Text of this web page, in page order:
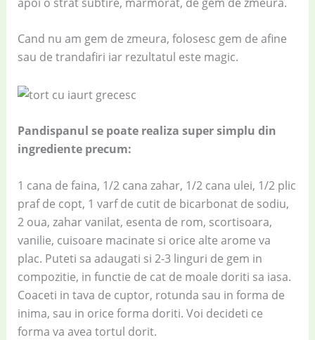
Cand nu am gem de zmeura, folosesc gem de afine
sau de trandafiri iar rezultatul este magic.
Pandispanul se poate realiza super simplu din
ingrediente precum:
1 cana de faina, 1/2 cana zahar, 1/2 cana ulei, 1/2 plic
praf de copt, 1 varf de cutit de bicarbonat de sodiu,
2 oua, zahar vanilat, esenta de rom, scortisoara,
vanilie, cuisoare macinate si orice alte arome va
plac. Puteti sa adaugati si 2-3 linguri de gem in
compozitie, in functie de cat de moale doriti sa iasa.
Coaceti in tava de cuptor, rotunda sau in forma de
inima, sau in orice forma doriti. Voi decideti ce
forma va avea tortul dorit.